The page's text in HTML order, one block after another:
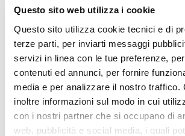
Questo sito web utilizza i cookie
Questo sito utilizza cookie tecnici e di
terze parti, per inviarti messaggi
servizi in linea con le tue preferenze,
contenuti ed annunci, per fornire
media e per analizzare il nostro traffico.
inoltre informazioni sul modo in cui
con i nostri partner che si occupano di
web, pubblicità e social media, i quali